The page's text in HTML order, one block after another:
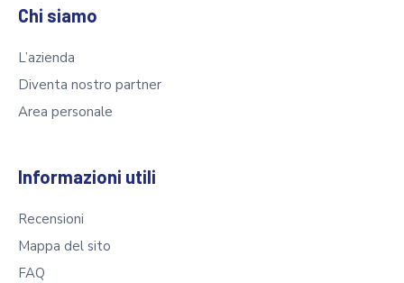
Chi siamo
L’azienda
Diventa nostro partner
Area personale
Informazioni utili
Recensioni
Mappa del sito
FAQ